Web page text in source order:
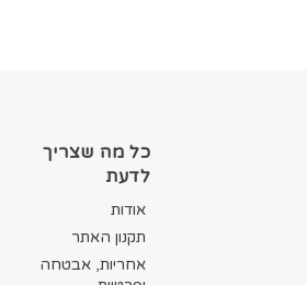
כל מה שצריך
לדעת
אודות
תקנון האתר
אחריות, אבטחה